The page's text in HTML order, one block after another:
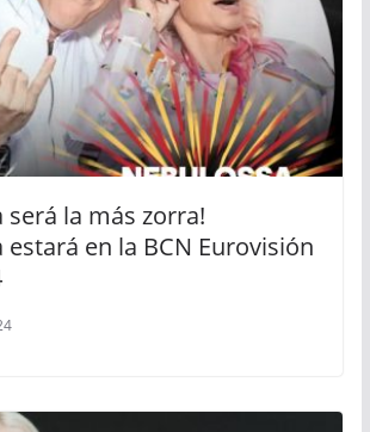
será la más zorra!
estará en la BCN Eurovisión